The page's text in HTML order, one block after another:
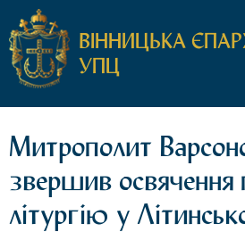
ВІННИЦЬКА
УПЦ
Митрополит
звершив освячення
літургію у